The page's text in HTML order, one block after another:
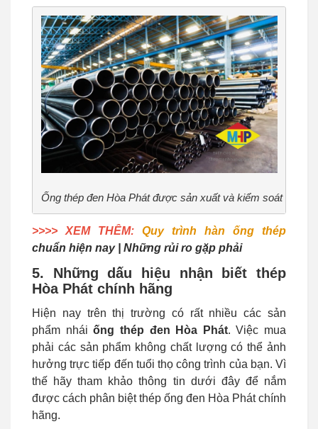
Ống thép đen Hòa Phát được sản xuất và kiểm soát bởi
>>>> XEM THÊM: Quy trình hàn ống thép
chuẩn hiện nay | Những rủi ro gặp phải
5. Những dấu hiệu nhận biết thép
Hòa Phát chính hãng
Hiện nay trên thị trường có rất nhiều các sản
phẩm nháiống thép đen Hòa Phát. Việc mua
phải các sản phẩm không chất lượng có thể ảnh
hưởng trực tiếp đến tuổi thọ công trình của bạn. Vì
thế hãy tham khảo thông tin dưới đây để nắm
được cách phân biệt thép ống đen Hòa Phát chính
hãng.